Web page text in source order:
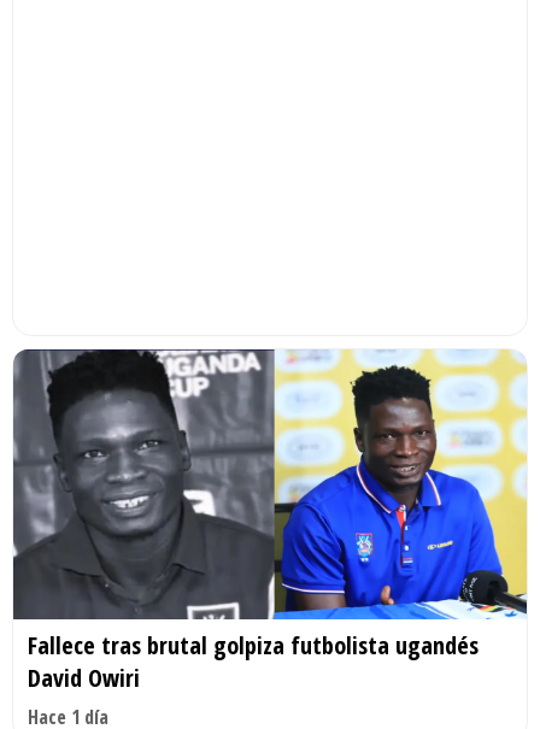
Fallece tras brutal golpiza futbolista ugandés
David Owiri
Hace 1 día